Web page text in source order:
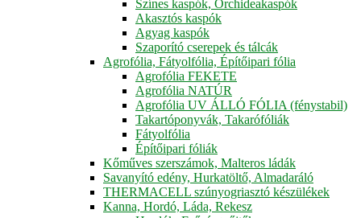
Színes kaspók, Orchideakaspók
Akasztós kaspók
Agyag kaspók
Szaporító cserepek és tálcák
Agrofólia, Fátyolfólia, Építőipari fólia
Agrofólia FEKETE
Agrofólia NATÚR
Agrofólia UV ÁLLÓ FÓLIA (fénystabil)
Takartóponyvák, Takarófóliák
Fátyolfólia
Építőipari fóliák
Kőműves szerszámok, Malteros ládák
Savanyító edény, Hurkatöltő, Almadaráló
THERMACELL szúnyogriasztó készülékek
Kanna, Hordó, Láda, Rekesz